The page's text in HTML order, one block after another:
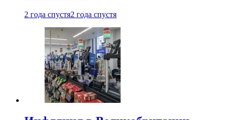
2 года спустя2 года спустя